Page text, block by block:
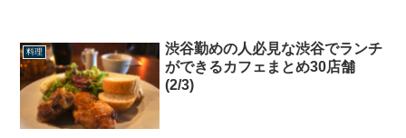
料理
渋谷勤めの人必見な渋谷でランチ
ができるカフェまとめ30店舗
(2/3)